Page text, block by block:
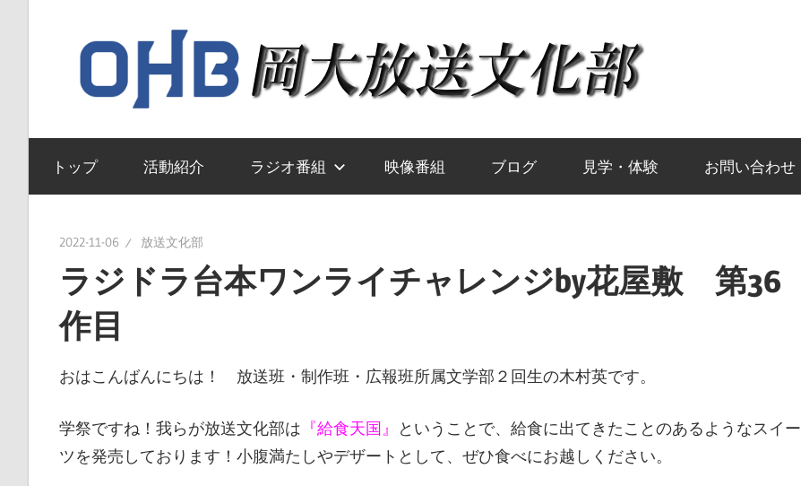
へ
キ
岡
山
大
送
文
化
部
の
ウ
ブ
ペ
トップ 活動紹介 ラジオ番組 映像番組 ブログ 見学・体験 お問い合わせ
2022-11-06 放送文化部
ラジドラ台本ワンライチャレンジby花屋敷 第36
作目
おはこんばんにちは！ 放送班・制作班・広報班所属文学部２回生の木村英です。
学祭ですね！我らが放送文化部は 『給食天国』
ということで、給食に出てきたことのあるようなスイー
ツを発売しております！小腹満たしやデザートとして、ぜひ食べにお越しください。